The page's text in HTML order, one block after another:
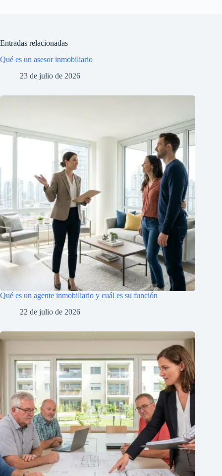
Entradas relacionadas
Qué es un asesor inmobiliario
23 de julio de 2026
Qué es un agente inmobiliario y cuál es su función
22 de julio de 2026